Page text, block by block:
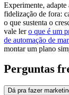
Experimente,
fidelização de fora:
o que sustenta o
vale lero que é um
de automação de
montar um plano
Perguntas
Dá pra fazer